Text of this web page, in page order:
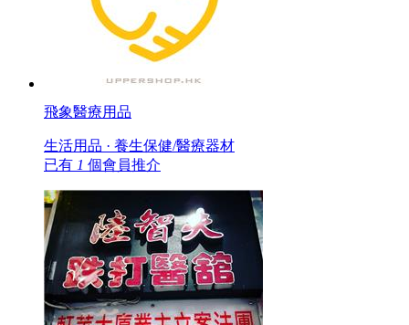
飛象醫療用品
生活用品 · 養生保健/醫療器材
已有 1 個會員推介